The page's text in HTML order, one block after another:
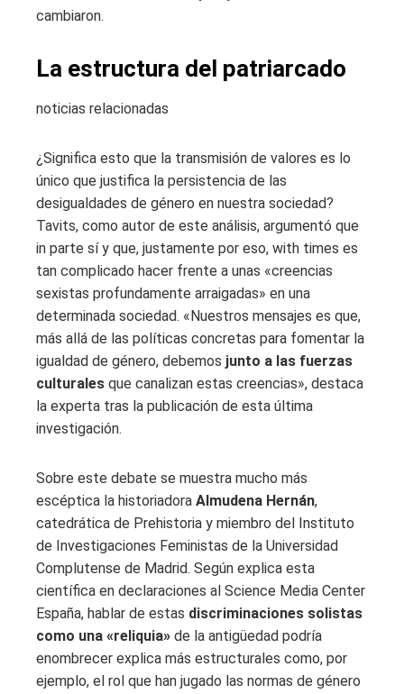
cambiaron.
La estructura del patriarcado
noticias relacionadas
¿Significa esto que la transmisión de valores es lo
único que justifica la persistencia de las
desigualdades de género en nuestra sociedad?
Tavits, como autor de este análisis, argumentó que
in parte sí y que, justamente por eso, with times es
tan complicado hacer frente a unas «creencias
sexistas profundamente arraigadas» en una
determinada sociedad. «Nuestros mensajes es que,
más allá de las políticas concretas para fomentar la
igualdad de género, debemos junto a las fuerzas
culturales que canalizan estas creencias», destaca
la experta tras la publicación de esta última
investigación.
Sobre este debate se muestra mucho más
escéptica la historiadora Almudena Hernán,
catedrática de Prehistoria y miembro del Instituto
de Investigaciones Feministas de la Universidad
Complutense de Madrid. Según explica esta
científica en declaraciones al Science Media Center
España, hablar de estas discriminaciones solistas
como una «reliquia» de la antigüedad podría
enombrecer explica más estructurales como, por
ejemplo, el rol que han jugado las normas de género